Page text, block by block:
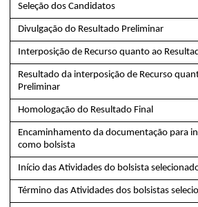
Seleção dos Candidatos
Divulgação do Resultado Preliminar
Interposição de Recurso quanto ao
Resultado da interposição de Recurso
Preliminar
Homologação do Resultado Final
Encaminhamento da documentação para
como bolsista
Início das Atividades do bolsista
Término das Atividades dos bolsistas